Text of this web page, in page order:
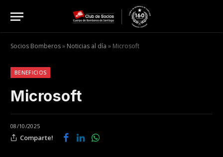
Socios Bomberos» Noticias al día » Microsoft
BENEFICIOS
Microsoft
08/10/2025
Comparte!